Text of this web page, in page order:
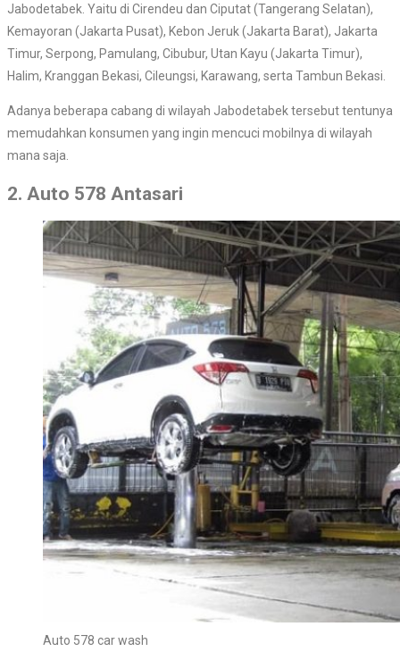
Jabodetabek. Yaitu di Cirendeu dan Ciputat (Tangerang Selatan),
Kemayoran (Jakarta Pusat), Kebon Jeruk (Jakarta Barat), Jakarta
Timur, Serpong, Pamulang, Cibubur, Utan Kayu (Jakarta Timur),
Halim, Kranggan Bekasi, Cileungsi, Karawang, serta Tambun Bekasi.
Adanya beberapa cabang di wilayah Jabodetabek tersebut tentunya
memudahkan konsumen yang ingin mencuci mobilnya di wilayah
mana saja.
2. Auto 578 Antasari
Auto 578 car wash